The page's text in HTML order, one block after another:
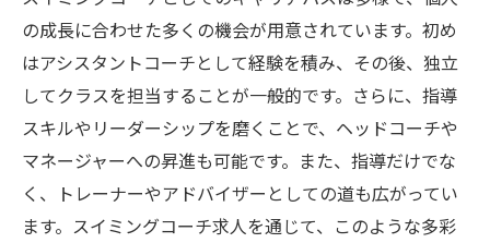
グコーチ
スイミングコーチがライフガードを目指す
理由
ライフガード経験がスイミングコーチに与
える影響
スイミングコーチとしての初めてのステッ
プ
の成長に合わせた多くの機会が用意されています。初め
はアシスタントコーチとして経験を積み、その後、独立
してクラスを担当することが一般的です。さらに、指導
スキルやリーダーシップを磨くことで、ヘッドコーチや
マネージャーへの昇進も可能です。また、指導だけでな
く、トレーナーやアドバイザーとしての道も広がってい
ます。スイミングコーチ求人を通じて、このような多彩